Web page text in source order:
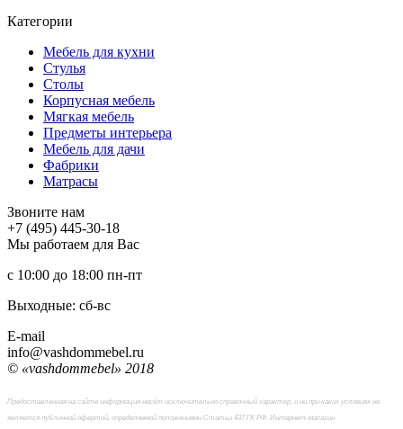
Категории
Мебель для кухни
Стулья
Столы
Корпусная мебель
Мягкая мебель
Предметы интерьера
Мебель для дачи
Фабрики
Матраcы
Звоните нам
+7 (495) 445-30-18
Мы работаем для Вас
с 10:00 до 18:00 пн-пт
Выходные: сб-вc
E-mail
info@vashdommebel.ru
© «vashdommebel» 2018
Предоставленная на сайте информация несёт исключительно справочный характер, и ни при каких условиях не
является публичной офертой, определяемой положениями Статьи 437 ГК РФ. Интернет-магазин